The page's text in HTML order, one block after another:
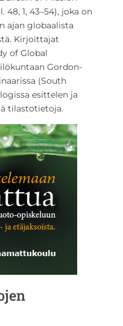
48, 1, 43–54), joka on
ajan globaalista
Kirjoittajat
of Global
Gordon-
(South
esittelen ja
tilastotietoja.